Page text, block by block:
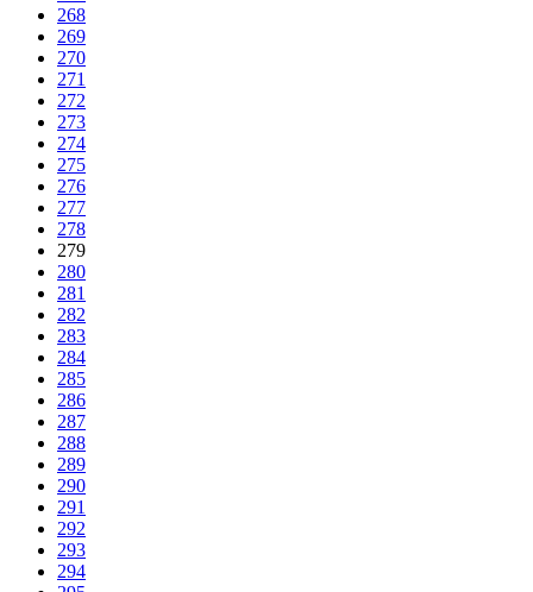
268
269
270
271
272
273
274
275
276
277
278
279
280
281
282
283
284
285
286
287
288
289
290
291
292
293
294